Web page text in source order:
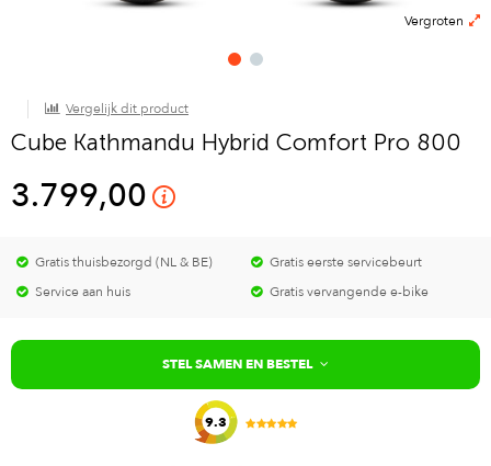
Vergroten
Vergelijk dit product
Cube Kathmandu Hybrid Comfort Pro 800
3.799,00
Gratis thuisbezorgd (NL & BE)
Gratis eerste servicebeurt
Service aan huis
Gratis vervangende e-bike
STEL SAMEN EN BESTEL
9.3